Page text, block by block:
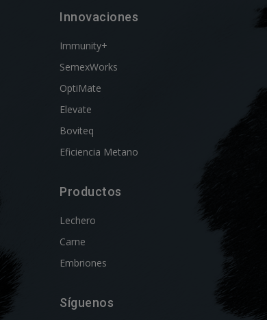
Innovaciones
Immunity+
SemexWorks
OptiMate
Elevate
Boviteq
Eficiencia Metano
Productos
Lechero
Carne
Embriones
Síguenos